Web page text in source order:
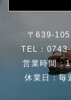
〒639-
TEL：
営業時間：
休業日：毎